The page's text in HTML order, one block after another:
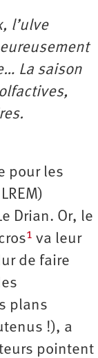
l’ulve
La saison
pour les
Drian. Or, le
1 va leur
de faire
plans
!), a
pointent